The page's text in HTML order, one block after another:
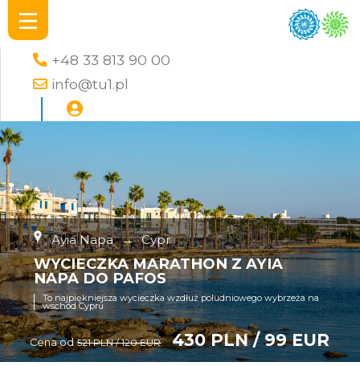
+48 33 813 90 00
info@tu1.pl
Ayia Napa → Cypr
WYCIECZKA MARATHON Z AYIA
NAPA DO PAFOS
To najpiękniejsza wycieczka wzdłuż południowego wybrzeża na
wschód Cypru
Cena od 521 PLN / 120 EUR 430 PLN / 99 EUR